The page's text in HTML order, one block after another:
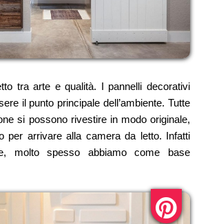
tra arte e qualità. I pannelli decorativi
il punto principale dell’ambiente. Tutte
si possono rivestire in modo originale,
per arrivare alla camera da letto. Infatti
molto spesso abbiamo come base